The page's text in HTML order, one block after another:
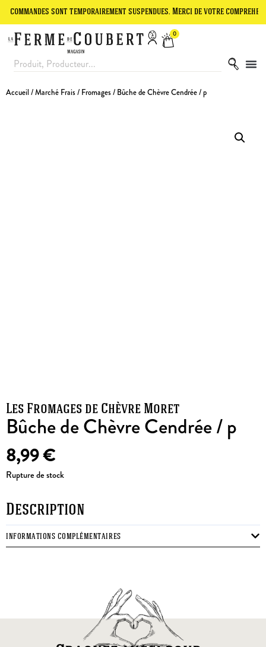
sont temporairement suspendues. Merci de votre compréhension.
0
Accueil /Marché Frais/ Fromages/ Bûche de Chèvre Cendrée / p
Les Fromages de Chèvre Moret
Bûche de Chèvre Cendrée / p
8,99€
Rupture de stock
Description
INFORMATIONS COMPLÉMENTAIRES